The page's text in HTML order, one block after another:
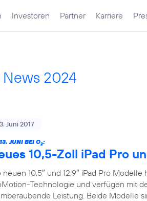
Investoren Partner Karriere
2024
Juni 2017
JUNI BEI O2:
10,5-Zoll iPad Pro
neuen 10,5″ und 12,9″ iPad Pro
Technologie und verfügen mit
Leistung. Beide Modelle